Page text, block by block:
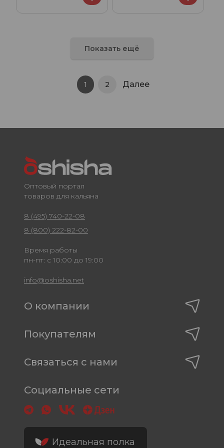
Показать ещё
1 2 Далее
Оптовый портал
товаров для кальяна
8 (495) 740-22-08
8 (800) 222-82-00
Время работы
пн-пт: с 10:00 до 19:00
info@oshisha.net
О компании
Покупателям
Связаться с нами
Социальные сети
Идеальная полка